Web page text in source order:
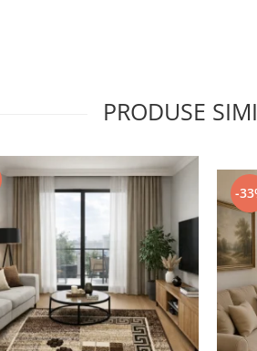
PRODUSE
-